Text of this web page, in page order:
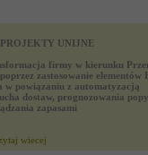
PROJEKTY UNIJNE
firmy w kierunku
zastosowanie elementów
w powiązaniu z automatyzacją
dostaw, prognozowania
zapasami
wiecej